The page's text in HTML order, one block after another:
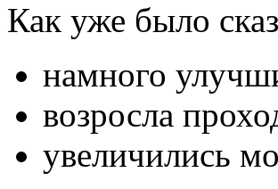
Как уже было
намного
возросла
увеличились